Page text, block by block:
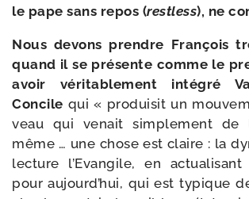
le pape sans repos (res­t­less), ne
Nous devons prendre François
quand il se pré­sente comme le
avoir véri­ta­ble­ment inté­gré
Concile qui « pro­dui­sit un
veau qui venait sim­ple­ment de
même … une chose est claire : la
lec­ture l’Evangile, en
pour aujourd’­hui, qui est typique